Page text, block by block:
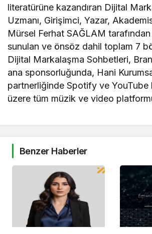
literatürüne kazandıran Dijital
Uzmanı, Girişimci, Yazar,
Mürsel Ferhat SAĞLAM tarafından
sunulan ve önsöz dahil toplam 7
Dijital Markalaşma Sohbetleri,
ana sponsorluğunda, Hani
partnerliğinde Spotify ve YouTube
üzere tüm müzik ve video
Benzer Haberler